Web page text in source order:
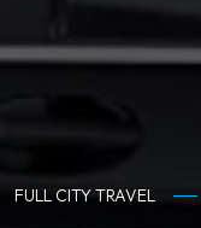
FULL CITY TRAVEL